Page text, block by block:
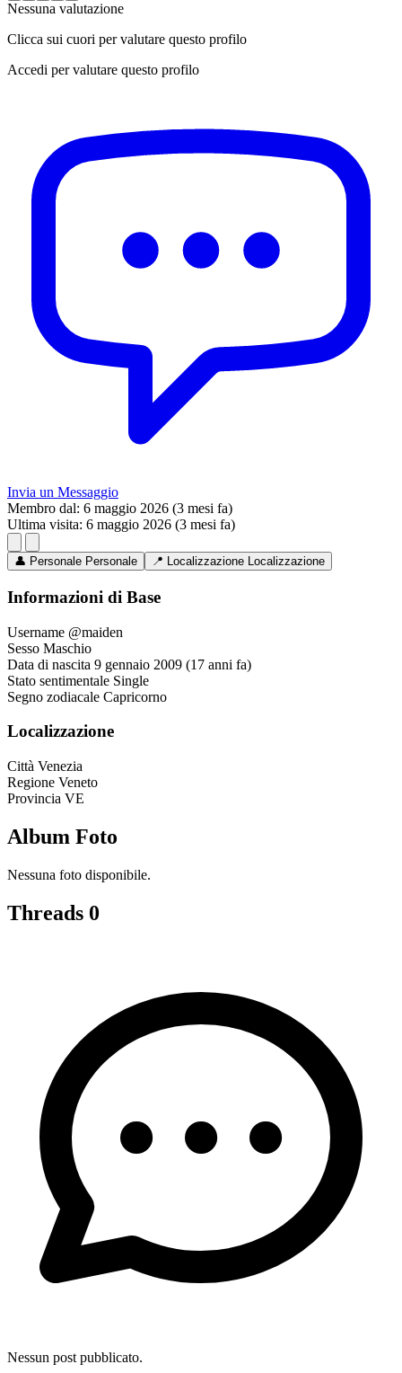
Nessuna valutazione
Clicca sui cuori per valutare questo profilo
Accedi per valutare questo profilo
Invia un Messaggio
Membro dal: 6 maggio 2026 (3 mesi fa)
Ultima visita: 6 maggio 2026 (3 mesi fa)
👤 Personale Personale 📍 Localizzazione Localizzazione
Informazioni di Base
Username @maiden
Sesso Maschio
Data di nascita 9 gennaio 2009 (17 anni fa)
Stato sentimentale Single
Segno zodiacale Capricorno
Localizzazione
Città Venezia
Regione Veneto
Provincia VE
Album Foto
Nessuna foto disponibile.
Threads 0
Nessun post pubblicato.